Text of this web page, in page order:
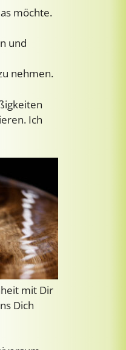
möchte.
und
nehmen.
Ich
mit Dir
Dich